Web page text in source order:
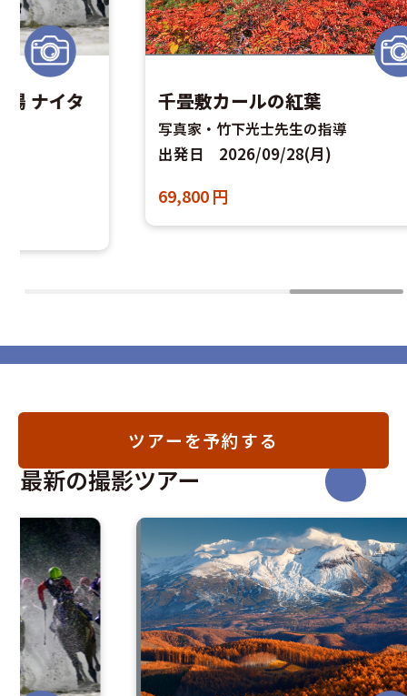
タ 千畳敷カールの紅葉
写真家・竹下光士先生の指導
2026/09/28(月)
円
ツアーを予約する
最新の撮影ツアー